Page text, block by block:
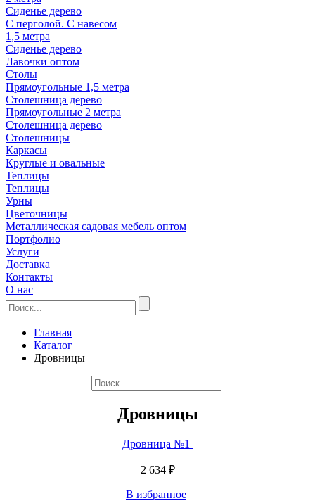
Сиденье дерево
С перголой. С навесом
1,5 метра
Сиденье дерево
Лавочки оптом
Столы
Прямоугольные 1,5 метра
Столешница дерево
Прямоугольные 2 метра
Столешница дерево
Столешницы
Каркасы
Круглые и овальные
Теплицы
Теплицы
Урны
Цветочницы
Металлическая садовая мебель оптом
Портфолио
Услуги
Доставка
Контакты
О нас
Главная
Каталог
Дровницы
Дровницы
Дровница №1
2 634 ₽
В избранное